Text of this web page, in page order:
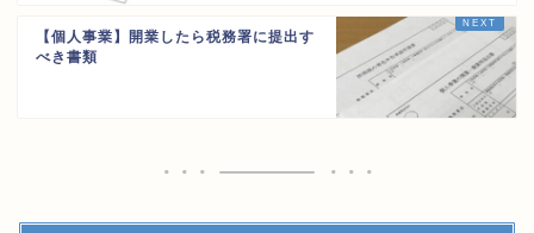
【個人事業】開業したら税務署に提出す
べき書類